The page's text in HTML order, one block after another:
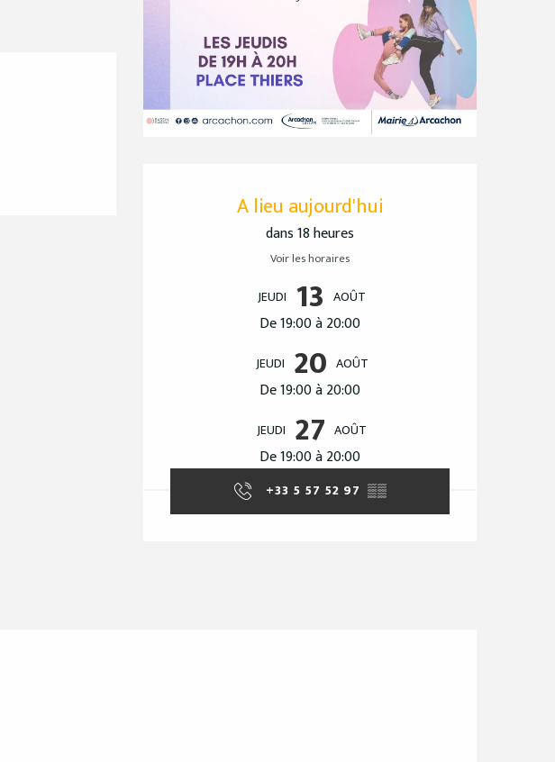
Ouverture et
A lieu aujourd'hui
dans 18 heures
Voir les horaires
JEUDI 13 AOÛT
De 19:00 à 20:00
JEUDI 20 AOÛT
De 19:00 à 20:00
JEUDI 27 AOÛT
De 19:00 à 20:00
+33 5 57 52 97 ▒▒